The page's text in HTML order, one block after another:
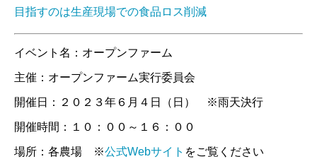
目指すのは生産現場での食品ロス削減
イベント名：オープンファーム
主催：オープンファーム実行委員会
開催日：２０２３年６月４日（日） ※雨天決行
開催時間：１０：００～１６：００
場所：各農場 ※公式Webサイト をご覧ください